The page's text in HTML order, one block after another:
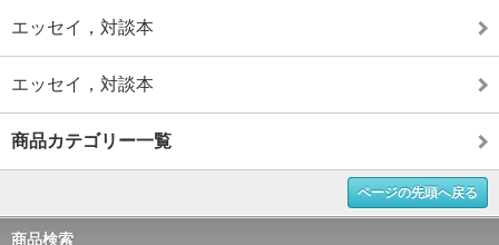
エッセイ，対談本
エッセイ，対談本
商品カテゴリー一覧
ページの先頭へ戻る
商品検索